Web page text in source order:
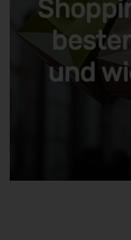
und